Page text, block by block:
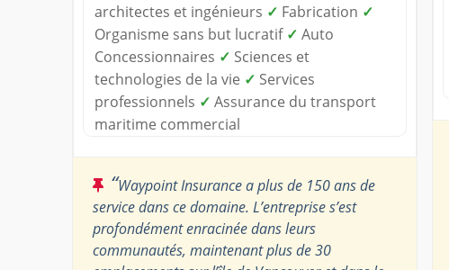
architectes et ingénieurs ✓ Fabrication ✓
Organisme sans but lucratif ✓ Auto
Concessionnaires ✓ Sciences et
technologies de la vie ✓ Services
professionnels ✓ Assurance du transport
maritime commercial
“Waypoint Insurance a plus de 150 ans de
service dans ce domaine. L’entreprise s’est
profondément enracinée dans leurs
communautés, maintenant plus de 30